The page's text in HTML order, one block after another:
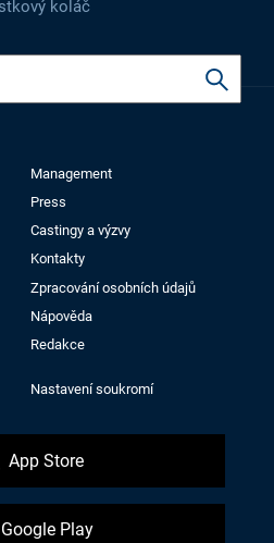
koláč
Management
Press
Castingy a výzvy
Kontakty
Zpracování osobních údajů
Nápověda
Redakce
Nastavení soukromí
App Store
Google Play